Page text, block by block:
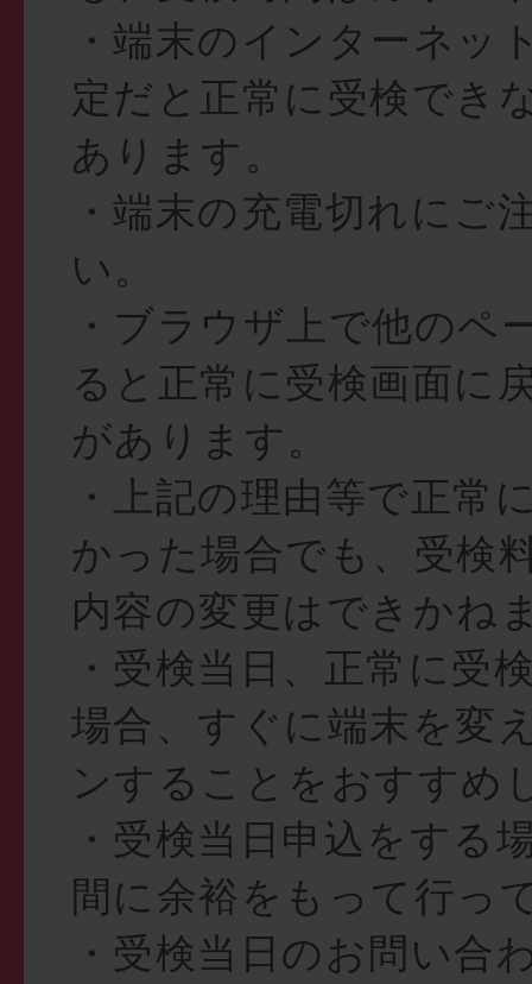
・端末のインターネッ
定だと正常に受検でき
あります。
・端末の充電切れにご
い。
・ブラウザ上で他のペ
ると正常に受検画面に
があります。
・上記の理由等で正常
かった場合でも、受検
内容の変更はできかね
・受検当日、正常に受
場合、すぐに端末を変
ンすることをおすすめ
・受検当日申込をする
間に余裕をもって行っ
・受検当日のお問い合